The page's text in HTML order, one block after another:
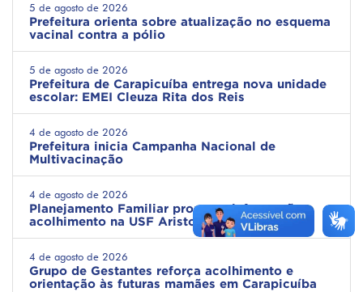
5 de agosto de 2026
Prefeitura orienta sobre atualização no esquema
vacinal contra a pólio
5 de agosto de 2026
Prefeitura de Carapicuíba entrega nova unidade
escolar: EMEI Cleuza Rita dos Reis
4 de agosto de 2026
Prefeitura inicia Campanha Nacional de
Multivacinação
4 de agosto de 2026
Planejamento Familiar promove informação e
acolhimento na USF Ariston
4 de agosto de 2026
Grupo de Gestantes reforça acolhimento e
orientação às futuras mamães em Carapicuíba